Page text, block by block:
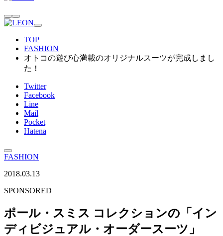
TOP
FASHION
オトコの遊び心満載のオリジナルスーツが完成しまし
た！
Twitter
Facebook
Line
Mail
Pocket
Hatena
FASHION
2018.03.13
SPONSORED
ポール・スミス コレクションの「イン
ディビジュアル・オーダースーツ」